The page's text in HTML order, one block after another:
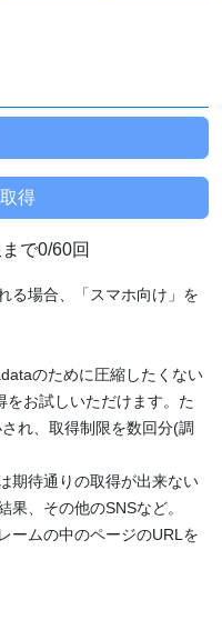
で0/60回
る場合、「スマホ向け」を
のために圧縮したくない
お試しいただけます。た
れ、取得制限を数回分(調
期待通りの取得が出来ない
、その他のSNSなど。
ームの中のページのURLを